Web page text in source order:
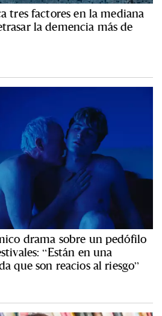
tres factores en la mediana
la demencia más de
drama sobre un pedófilo
“Están en una
que son reacios al riesgo”